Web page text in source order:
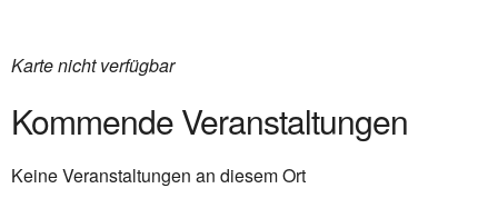
Karte nicht verfügbar
Kommende Veranstaltungen
Keine Veranstaltungen an diesem Ort